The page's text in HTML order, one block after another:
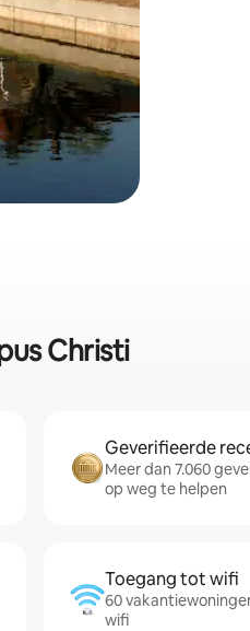
Christi
Geverifieerde
Meer dan 7.060
op weg te helpen
Toegang tot wifi
60
wifi